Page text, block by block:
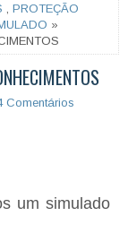
PROTEÇÃO
»
Comentários
um simulado